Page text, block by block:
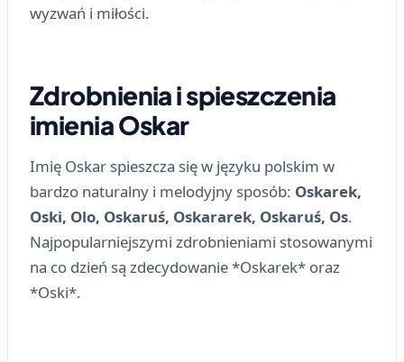
wyzwań i miłości.
Zdrobnienia i spieszczenia
imienia Oskar
Imię Oskar spieszcza się w języku polskim w
bardzo naturalny i melodyjny sposób: Oskarek,
Oski, Olo, Oskaruś, Oskararek, Oskaruś, Os.
Najpopularniejszymi zdrobnieniami stosowanymi
na co dzień są zdecydowanie *Oskarek* oraz
*Oski*.